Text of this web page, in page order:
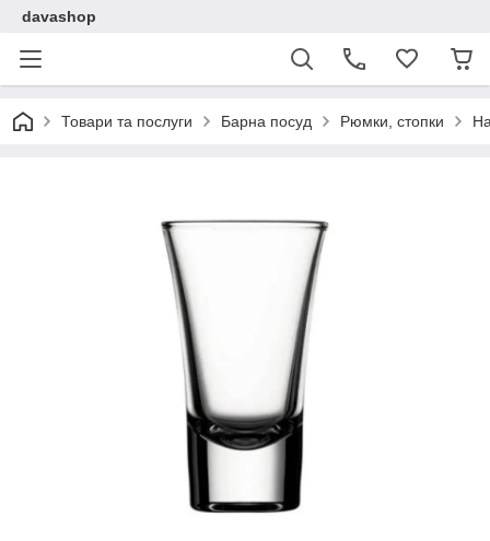
davashop
Товари та послуги Барна посуд Рюмки, стопки